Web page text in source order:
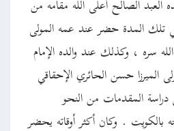
الصالح أعلى الله مقامه من
تلك المدة حضر عند عمه المولى
سره ، وكذلك عند والده الإمام
الميرزا حسن الحائري الإحقاقي
المقدمات من النحو
بالكويت . وكان أكثر أوقاته يحضر